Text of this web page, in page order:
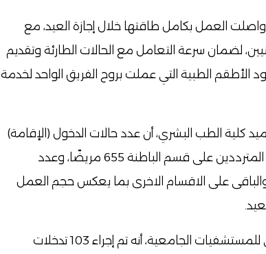
العمل بكامل طاقتها خلال إجازة العيد، مع
لضمان سرعة التعامل مع الحالات الطارئة وتقديم
الأطقم الطبية التي عملت بروح الفريق الواحد لخدمة
كلية الطب البشري، أن عدد حالات الدخول (الإقامة)
بالمستشفيات بلغ 670 حالة، كما بلغ عدد المترددين على قسم الباطنة 655 مريضًا، وعدد
قسم الجراحة 385 مريضًا والباقى على الاقسام الاخرى بما يعكس حجم العمل
وأضاف الدكتور أحمد كمال المدير التنفيذي للمستشفيات الجامعية، أنه تم إجراء 103 تدخلات